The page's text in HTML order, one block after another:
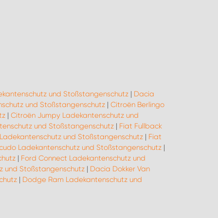
und Stoßstangenschutz | Dacia
und Stoßstangenschutz| Citroën Berlingo
| Citroën Jumpy Ladekantenschutz und
und Stoßstangenschutz | Fiat Fullback
und Stoßstangenschutz | Fiat
Ladekantenschutz und Stoßstangenschutz |
| Ford Connect Ladekantenschutz und
und Stoßstangenschutz | Dacia Dokker Van
| Dodge Ram Ladekantenschutz und